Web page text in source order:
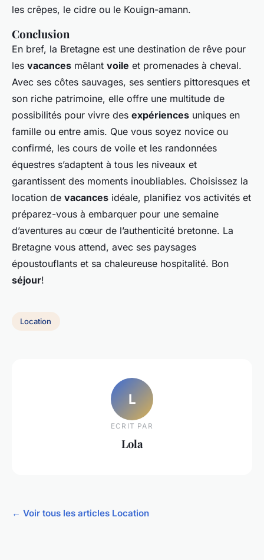
les crêpes, le cidre ou le Kouign-amann.
Conclusion
En bref, la Bretagne est une destination de rêve pour
les vacances mêlant voile et promenades à cheval.
Avec ses côtes sauvages, ses sentiers pittoresques et
son riche patrimoine, elle offre une multitude de
possibilités pour vivre des expériences uniques en
famille ou entre amis. Que vous soyez novice ou
confirmé, les cours de voile et les randonnées
équestres s’adaptent à tous les niveaux et
garantissent des moments inoubliables. Choisissez la
location de vacances idéale, planifiez vos activités et
préparez-vous à embarquer pour une semaine
d’aventures au cœur de l’authenticité bretonne. La
Bretagne vous attend, avec ses paysages
époustouflants et sa chaleureuse hospitalité. Bon
séjour!
Location
L
ECRIT PAR
Lola
← Voir tous les articles Location